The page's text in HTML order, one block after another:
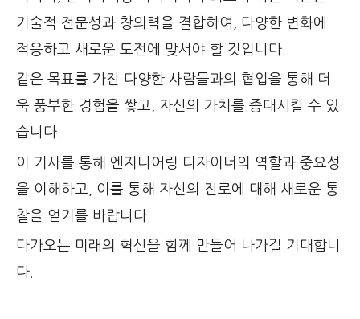
기술적 전문성과 창의력을 결합하여, 다양한 변화에
적응하고 새로운 도전에 맞서야 할 것입니다.
같은 목표를 가진 다양한 사람들과의 협업을 통해 더
욱 풍부한 경험을 쌓고, 자신의 가치를 증대시킬 수 있
습니다.
이 기사를 통해 엔지니어링 디자이너의 역할과 중요성
을 이해하고, 이를 통해 자신의 진로에 대해 새로운 통
찰을 얻기를 바랍니다.
다가오는 미래의 혁신을 함께 만들어 나가길 기대합니
다.